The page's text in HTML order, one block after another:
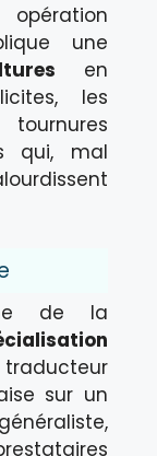
une
en
les
qui, mal
de la
sur un